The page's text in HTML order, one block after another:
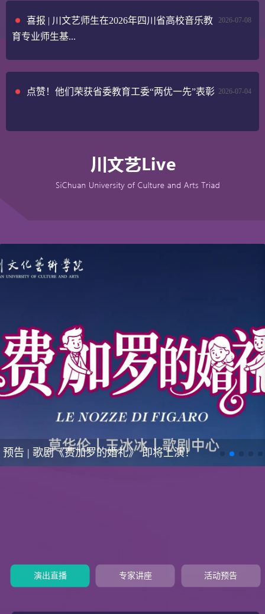
2026-07-08
喜报 | 川文艺师生在2026年四川省高校音乐教
育专业师生基...
2026-07-04
点赞！他们荣获省委教育工委“两优一先”表彰
预告 | 歌剧《费加罗的婚礼》 即将上演！
演出直播 专家讲座 活动预告